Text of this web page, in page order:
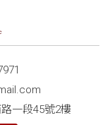
一段45號2樓